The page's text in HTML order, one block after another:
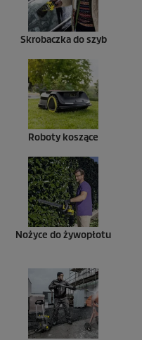
Skrobaczka do szyb
Roboty koszące
Nożyce do żywopłotu